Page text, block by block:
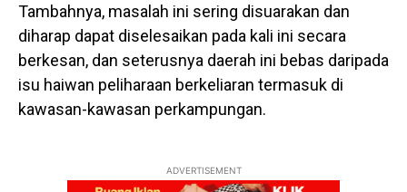
Tambahnya, masalah ini sering disuarakan dan
diharap dapat diselesaikan pada kali ini secara
berkesan, dan seterusnya daerah ini bebas daripada
isu haiwan peliharaan berkeliaran termasuk di
kawasan-kawasan perkampungan.
ADVERTISEMENT